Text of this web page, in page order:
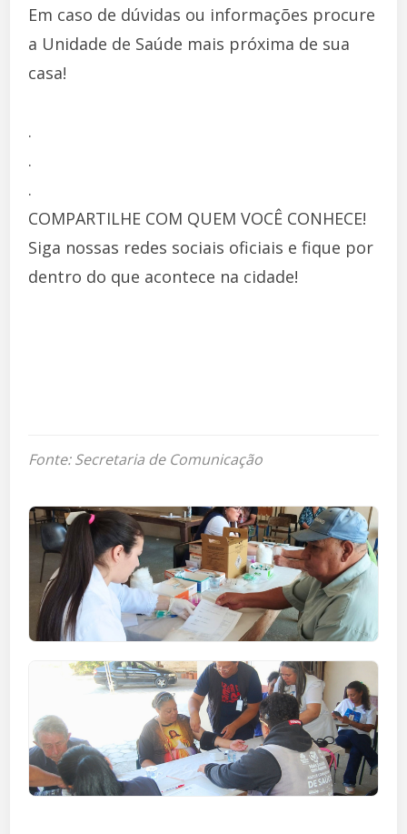
Em caso de dúvidas ou informações procure
a Unidade de Saúde mais próxima de sua
casa!
.
.
.
COMPARTILHE COM QUEM VOCÊ CONHECE!
Siga nossas redes sociais oficiais e fique por
dentro do que acontece na cidade!
Fonte: Secretaria de Comunicação